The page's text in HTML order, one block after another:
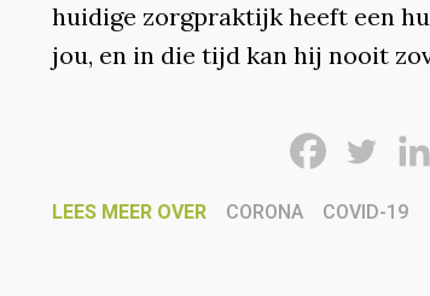
huidige zorgpraktijk heeft een
jou, en in die tijd kan hij nooit
LEES MEER OVER CORONA COVID-19